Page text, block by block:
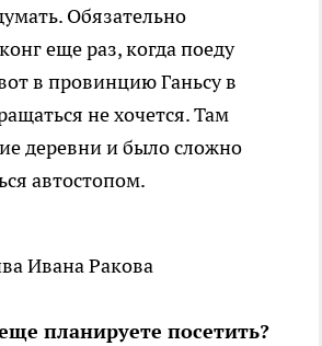
Обязательно
еще раз, когда поеду
в провинцию Ганьсу в
не хочется. Там
деревни и было сложно
автостопом.
Ивана Ракова
планируете посетить?